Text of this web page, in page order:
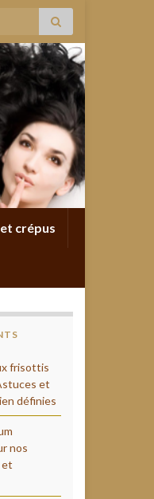
crépus
frisottis
et
définies
nos
et